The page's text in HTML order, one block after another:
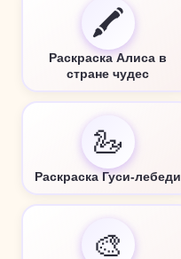
🖍️
Раскраска Алиса в
стране чудес
🦢
Раскраска Гуси-лебеди
🎨